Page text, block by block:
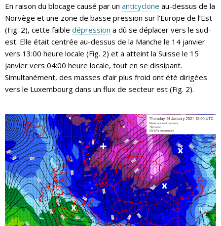
En raison du blocage causé par un anticyclone au-dessus de la
Norvège et une zone de basse pression sur l’Europe de l’Est
(Fig. 2), cette faible dépression a dû se déplacer vers le sud-
est. Elle était centrée au-dessus de la Manche le 14 janvier
vers 13:00 heure locale (Fig. 2) et a atteint la Suisse le 15
janvier vers 04:00 heure locale, tout en se dissipant.
Simultanément, des masses d’air plus froid ont été dirigées
vers le Luxembourg dans un flux de secteur est (Fig. 2).